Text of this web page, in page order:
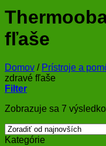
fľaše
Domov / Prístroje a
zdravé fľaše
Filter
Zobrazuje sa 7
Kategórie